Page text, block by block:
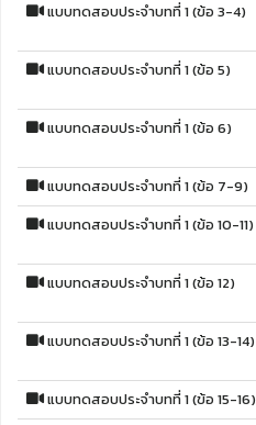
แบบทดสอบประจำบทที่ 1 (ข้อ 3-4)
แบบทดสอบประจำบทที่ 1 (ข้อ 5)
แบบทดสอบประจำบทที่ 1 (ข้อ 6)
แบบทดสอบประจำบทที่ 1 (ข้อ 7-9)
แบบทดสอบประจำบทที่ 1 (ข้อ 10-11)
แบบทดสอบประจำบทที่ 1 (ข้อ 12)
แบบทดสอบประจำบทที่ 1 (ข้อ 13-14)
แบบทดสอบประจำบทที่ 1 (ข้อ 15-16)